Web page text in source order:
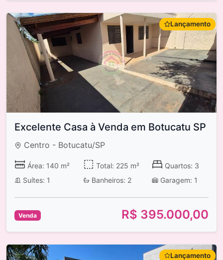
Lançamento
Excelente Casa à Venda em Botucatu SP
Centro - Botucatu/SP
Área: 140 m² Total: 225 m²
Quartos: 3
Suítes: 1
Banheiros: 2 Garagem: 1
Venda R$ 395.000,00
Lançamento